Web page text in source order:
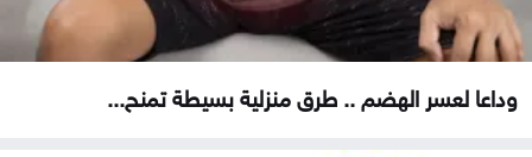
وداعا لعسر الهضم .. طرق منزلية بسيطة تمنح...